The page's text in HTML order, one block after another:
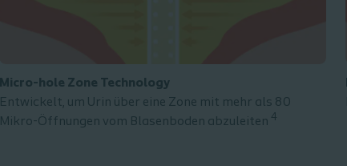
Micro-hole Zone Technology
Entwickelt, um Urin über eine Zone mit mehr als 80
Mikro-Öffnungen vom Blasenboden abzuleiten 4